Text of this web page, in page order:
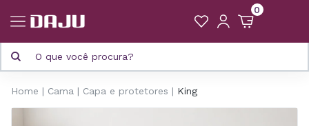
0
Home Cama Capa e protetores King